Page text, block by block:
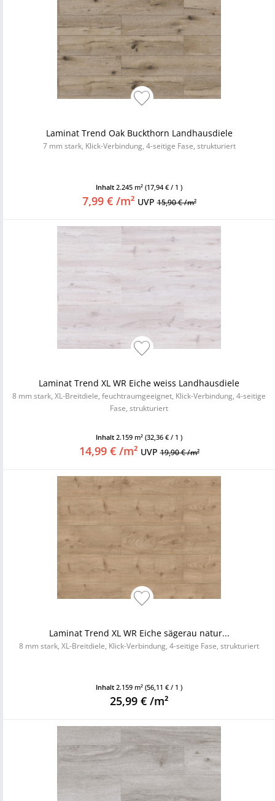
Laminat Trend Oak Buckthorn Landhausdiele
7 mm stark, Klick-Verbindung, 4-seitige Fase, strukturiert
Inhalt 2.245 m² (17,94 € / 1 )
7,99 € /m² UVP15,90 € /m²
Laminat Trend XL WR Eiche weiss Landhausdiele
8 mm stark, XL-Breitdiele, feuchtraumgeeignet, Klick-Verbindung, 4-seitige
Fase, strukturiert
Inhalt 2.159 m² (32,36 € / 1 )
14,99 € /m² UVP19,90 € /m²
Laminat Trend XL WR Eiche sägerau natur...
8 mm stark, XL-Breitdiele, Klick-Verbindung, 4-seitige Fase, strukturiert
Inhalt 2.159 m² (56,11 € / 1 )
25,99 € /m²